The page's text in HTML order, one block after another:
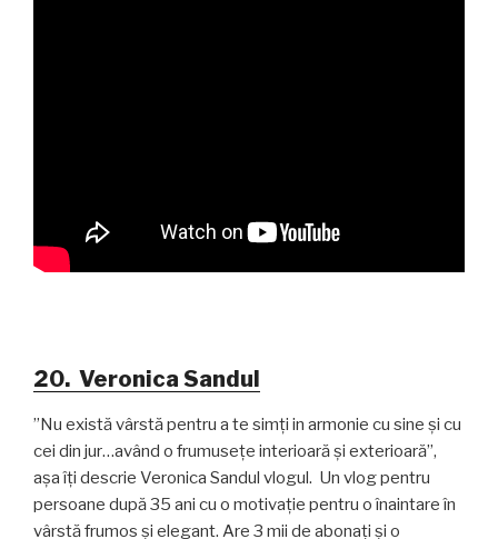
20. Veronica Sandul
”Nu există vârstă pentru a te simți in armonie cu sine și cu
cei din jur…având o frumusețe interioară și exterioară”,
așa îți descrie Veronica Sandul vlogul. Un vlog pentru
persoane după 35 ani cu o motivație pentru o înaintare în
vârstă frumos și elegant. Are 3 mii de abonați și o